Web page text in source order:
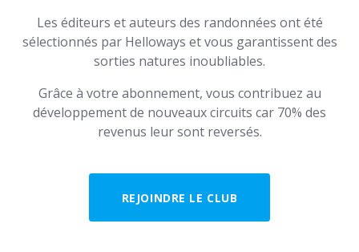
Les éditeurs et auteurs des randonnées ont été
sélectionnés par Helloways et vous garantissent des
sorties natures inoubliables.
Grâce à votre abonnement, vous contribuez au
développement de nouveaux circuits car 70% des
revenus leur sont reversés.
REJOINDRE LE CLUB